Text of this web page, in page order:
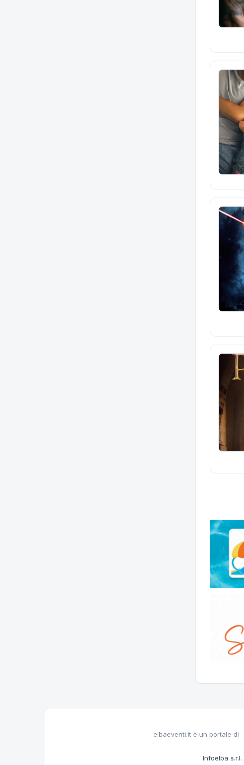
elbaeventi.it è un portale di
Infoelba s.r.l.